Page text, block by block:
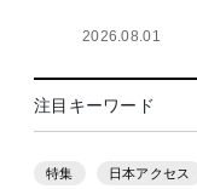
2026.08.01
注目キーワード
特集 日本アクセス